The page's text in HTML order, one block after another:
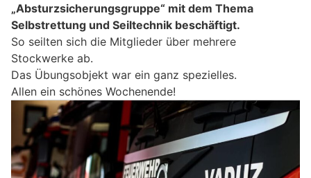
„Absturzsicherungsgruppe“ mit dem Thema
Selbstrettung und Seiltechnik beschäftigt.
So seilten sich die Mitglieder über mehrere
Stockwerke ab.
Das Übungsobjekt war ein ganz spezielles.
Allen ein schönes Wochenende!